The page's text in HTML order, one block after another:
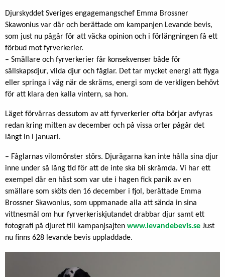
Djurskyddet Sveriges engagemangschef Emma Brossner
Skawonius var där och berättade om kampanjen Levande bevis,
som just nu pågår för att väcka opinion och i förlängningen få ett
förbud mot fyrverkerier.
– Smällare och fyrverkerier får konsekvenser både för
sällskapsdjur, vilda djur och fåglar. Det tar mycket energi att flyga
eller springa i väg när de skräms, energi som de verkligen behövt
för att klara den kalla vintern, sa hon.
Läget förvärras dessutom av att fyrverkerier ofta börjar avfyras
redan kring mitten av december och på vissa orter pågår det
långt in i januari.
– Fåglarnas vilomönster störs. Djurägarna kan inte hålla sina djur
inne under så lång tid för att de inte ska bli skrämda. Vi har ett
exempel där en häst som var ute i hagen fick panik av en
smällare som sköts den 16 december i fjol, berättade Emma
Brossner Skawonius, som uppmanade alla att sända in sina
vittnesmål om hur fyrverkeriskjutandet drabbar djur samt ett
fotografi på djuret till kampanjsajten www.levandebevis.se Just
nu finns 628 levande bevis uppladdade.